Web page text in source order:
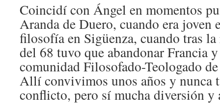
Coincidí con Ángel en momentos
Aranda de Duero, cuando era joven
filosofía en Sigüenza, cuando tras
del 68 tuvo que abandonar Francia
comunidad Filosofado-Teologado
Allí convivimos unos años y nunca
conflicto, pero sí mucha diversión y